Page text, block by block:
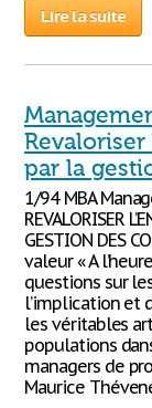
Lire la suite
par la
1/94 MBA
REVALORISER
GESTION DES
valeur « A
questions sur
l’implication et
les véritables
populations
managers de
Maurice